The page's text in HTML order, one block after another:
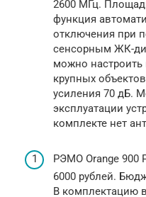
2600 МГц.
функция
отключения при
сенсорным ЖК-
можно настроить
крупных
усиления 70 дБ.
эксплуатации
комплекте нет
РЭМО Orange 900
6000 рублей.
В комплектацию